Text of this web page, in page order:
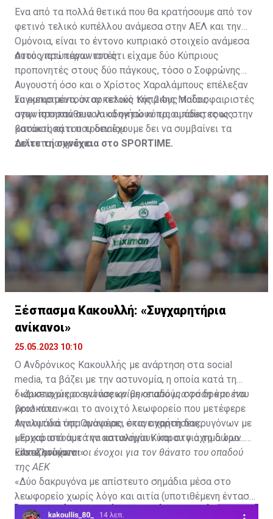
Ένα από τα πολλά θετικά που θα κρατήσουμε από τον
φετινό τελικό κυπέλλου ανάμεσα στην ΑΕΛ και την
Ομόνοια, είναι το έντονο κυπριακό στοιχείο ανάμεσα
στους πρωταγωνιστές.
Αυτό γιατί πέραν του ότι είχαμε δύο Κύπριους
προπονητές στους δύο πάγκους, τόσο ο Σοφρώνης
Αυγουστή όσο και ο Χρίστος Χαραλάμπους επέλεξαν
να εμπιστευτούν αρκετούς Κύπριους ποδοσφαιριστές
στην προσπάθεια να οδηγήσουν τις ομάδες τους στην
κατάκτηση του τροπαίου.
Συγκεκριμένα, στον τελικό της 24ης Μαΐου,
αγωνίστηκαν συνολικά οκτώ κύπριοι παίκτες ως
βασικοί, κάτι που δεν έχουμε δει να συμβαίνει τα
τελευταία χρόνια.
Δείτε τη συνέχεια στο SPORTIME.
Ξέσπασμα Κακουλλή: «Συγχαρητήρια
ανίκανοι»
25.05.2023 10:10
Ο Ανδρόνικος Κακουλλής με ανάρτηση στα social
media, τα βάζει με την αστυνομία, η οποία κατά τη
διάρκεια μικρο εντάσεων με οπαδούς στο δρόμο που
βρισκόταν και το ανοιχτό λεωφορείο που μετέφερε
την ομάδα της Ομόνοιας, έκανε χρήση δακρυγόνων με
μερικά από αυτά να καταλήγουν και στο όχημα των
κυπελλούχων.
•«Δυστυχώς ο αγώνας κρίθηκε από μια φάση και ένα
γκολ που...»
Αναλυτικά όσα αναφέρει στις αναρτήσεις:
«Ευχαριστούμε την αστυνομία Κύπρου για το δώρο...
Είστε ανίκανοι».
•Αναζητούνται οι ένοχοι για τον θάνατο του οπαδού
της ΑΕΚ
«Δύο δακρυγόνα με απίστευτο σημάδια μέσα στο
λεωφορείο χωρίς λόγο και αιτία (υποτιθέμενη ένταση
που έγινε ενώ μπροστά από λεωφορείο υπήρχαν 4-5